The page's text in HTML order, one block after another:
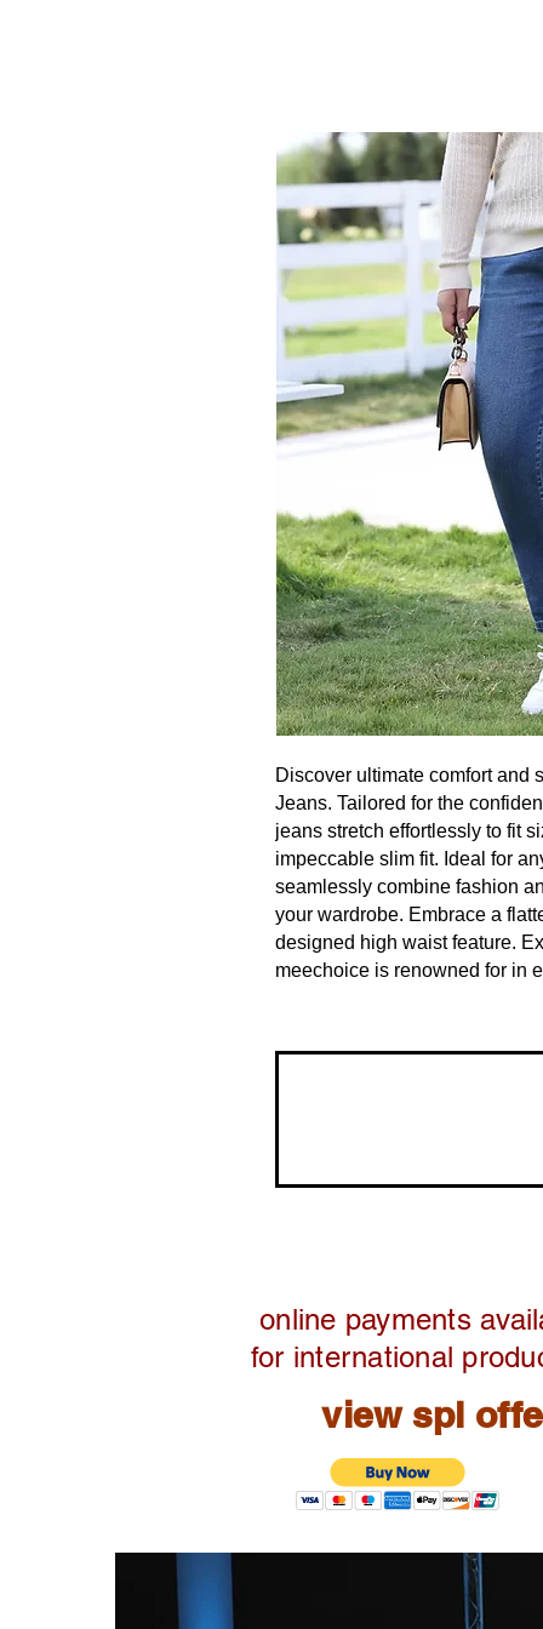
Discover ultimate comfort and
Jeans. Tailored for the
jeans stretch effortlessly to fit
impeccable slim fit. Ideal for
seamlessly combine fashion
your wardrobe. Embrace a
designed high waist feature.
meechoice is renowned for in
online payments
for international
view spl